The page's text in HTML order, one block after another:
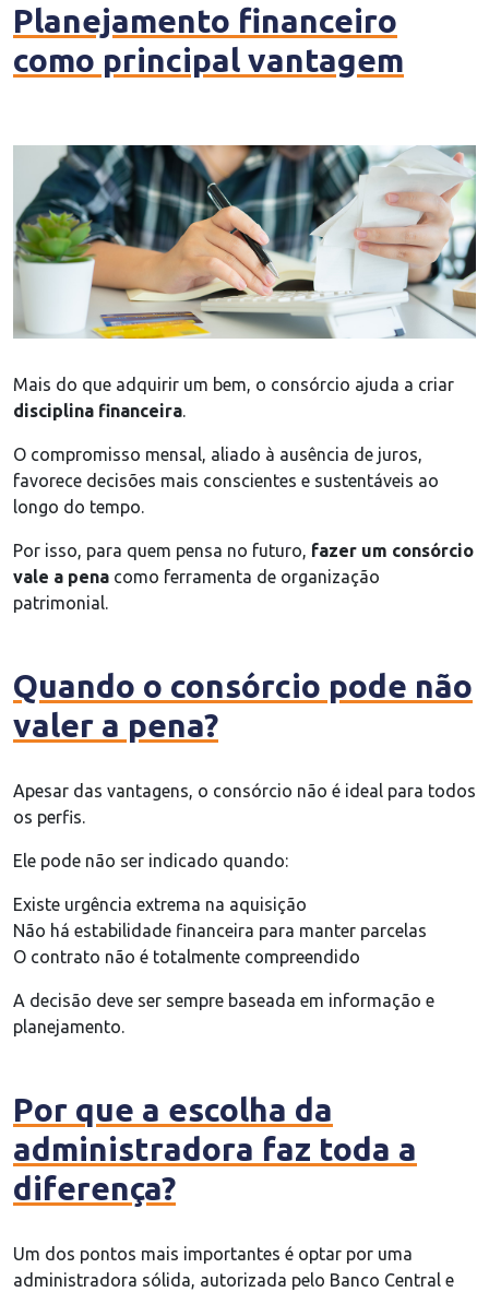
Planejamento financeiro
como principal vantagem
Mais do que adquirir um bem, o consórcio ajuda a criar
disciplina financeira.
O compromisso mensal, aliado à ausência de juros,
favorece decisões mais conscientes e sustentáveis ao
longo do tempo.
Por isso, para quem pensa no futuro, fazer um consórcio
vale a pena como ferramenta de organização
patrimonial.
Quando o consórcio pode não
valer a pena?
Apesar das vantagens, o consórcio não é ideal para todos
os perfis.
Ele pode não ser indicado quando:
Existe urgência extrema na aquisição
Não há estabilidade financeira para manter parcelas
O contrato não é totalmente compreendido
A decisão deve ser sempre baseada em informação e
planejamento.
Por que a escolha da
administradora faz toda a
diferença?
Um dos pontos mais importantes é optar por uma
administradora sólida, autorizada pelo Banco Central e